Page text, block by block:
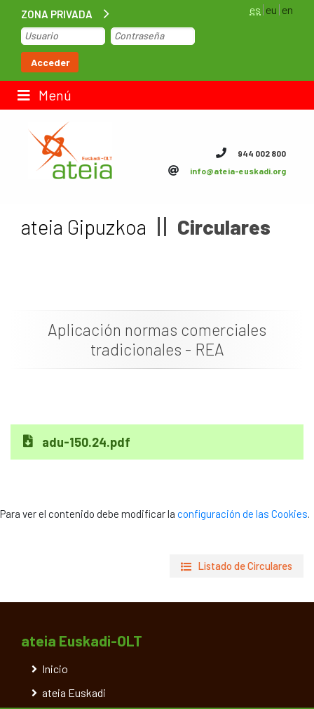
ZONA PRIVADA
Acceder
es eu en
Menú
Inicio
Bolsa de trabajo
Contacto
Documentación
Noticias
944 002 800
info@ateia-euskadi.org
ateia Gipuzkoa Circulares
Aplicación normas comerciales
tradicionales - REA
adu-150.24.pdf
Para ver el contenido debe modificar la configuración de las Cookies.
Listado de Circulares
ateia Euskadi-OLT
Inicio
ateia Euskadi